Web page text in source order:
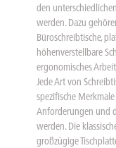
den
werden. Dazu
Büroschreibtische,
höhenverstellbare
ergonomisches
Jede Art von
spezifische
Anforderungen und
werden. Die
großzügige